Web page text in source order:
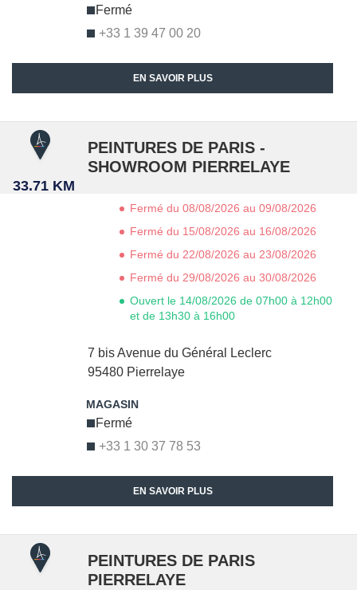
+33 1 39 47 00 20
Fermé
EN SAVOIR PLUS
33.71 KM
PEINTURES DE PARIS -
SHOWROOM PIERRELAYE
7 bis Avenue du Général Leclerc
95480 Pierrelaye
+33 1 30 37 78 53
Fermé
Fermé du 08/08/2026 au 09/08/2026
Fermé du 15/08/2026 au 16/08/2026
Fermé du 22/08/2026 au 23/08/2026
Fermé du 29/08/2026 au 30/08/2026
Ouvert le 14/08/2026 de 07h00 à 12h00
et de 13h30 à 16h00
EN SAVOIR PLUS
PEINTURES DE PARIS
PIERRELAYE